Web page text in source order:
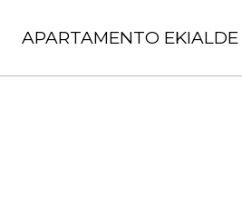
APARTAMENTO EKIALDE